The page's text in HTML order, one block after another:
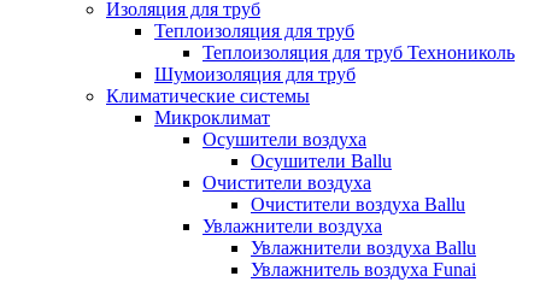
Изоляция для труб
Теплоизоляция для труб
Теплоизоляция для труб Технониколь
Шумоизоляция для труб
Климатические системы
Микроклимат
Осушители воздуха
Осушители Ballu
Очистители воздуха
Очистители воздуха Ballu
Увлажнители воздуха
Увлажнители воздуха Ballu
Увлажнитель воздуха Funai